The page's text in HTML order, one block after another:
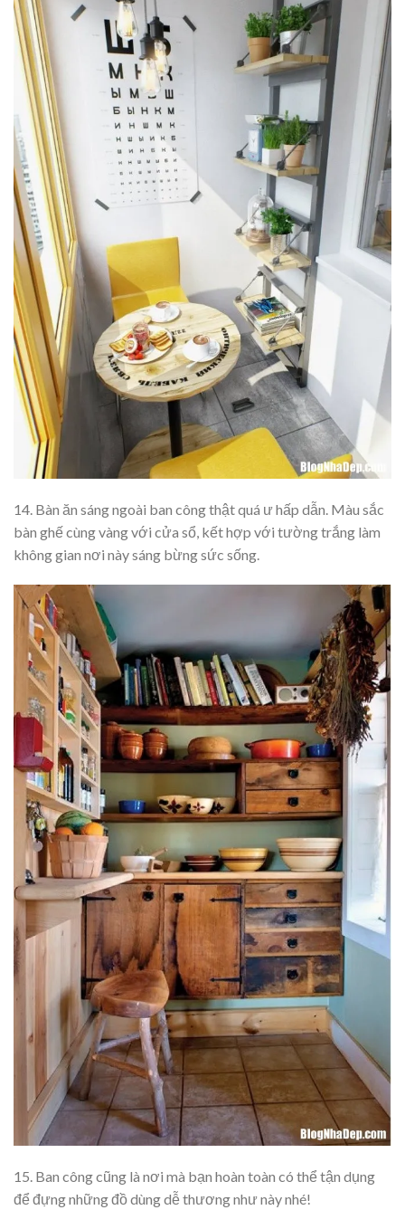
14. Bàn ăn sáng ngoài ban công thật quá ư hấp dẫn. Màu sắc
bàn ghế cùng vàng với cửa sổ, kết hợp với tường trắng làm
không gian nơi này sáng bừng sức sống.
15. Ban công cũng là nơi mà bạn hoàn toàn có thể tận dụng
để đựng những đồ dùng dễ thương như này nhé!